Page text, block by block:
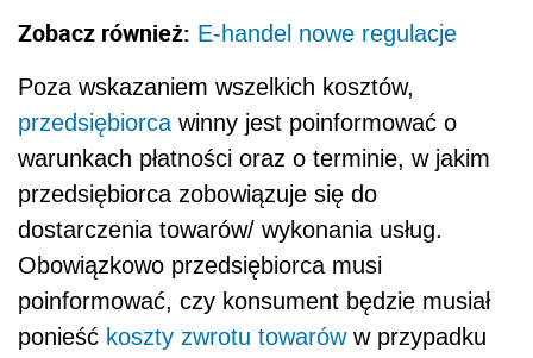
Zobacz również: E-handel nowe regulacje
Poza wskazaniem wszelkich kosztów,
przedsiębiorca winny jest poinformować o
warunkach płatności oraz o terminie, w jakim
przedsiębiorca zobowiązuje się do
dostarczenia towarów/ wykonania usług.
Obowiązkowo przedsiębiorca musi
poinformować, czy konsument będzie musiał
ponieść koszty zwrotu towaróww przypadku